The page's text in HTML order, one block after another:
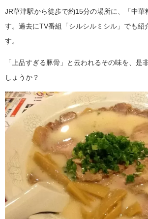
JR草津駅から徒歩で約15分の場所に、「中華
す。過去にTV番組「シルシルミシル」でも紹
す。
「上品すぎる豚骨」と云われるその味を、是
しょうか？